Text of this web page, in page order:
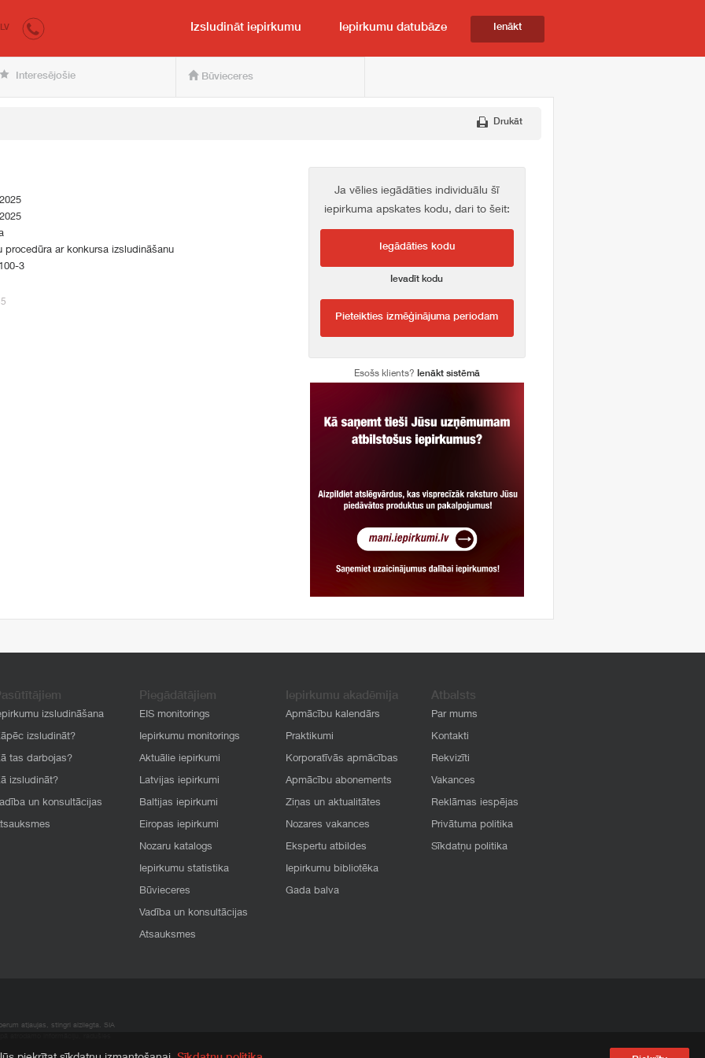
pircējam un pārdevējam
LV Izsludināt iepirkumu Iepirkumu datubāze Ienākt
Interesējošie Būvieceres
Drukāt
procedūra ar konkursa izsludināšanu
3
Ja vēlies iegādāties individuālu šī
iepirkuma apskates kodu, dari to šeit:
Iegādāties kodu
Ievadīt kodu
Pieteikties izmēģinājuma periodam
Esošs klients? Ienākt sistēmā
izsludināšana
izsludināt?
tas darbojas?
izsludināt?
un konsultācijas
Piegādātājiem
EIS monitorings
Iepirkumu monitorings
Aktuālie iepirkumi
Latvijas iepirkumi
Baltijas iepirkumi
Eiropas iepirkumi
Nozaru katalogs
Iepirkumu statistika
Būvieceres
Vadība un konsultācijas
Atsauksmes
Iepirkumu akadēmija
Apmācību kalendārs
Praktikumi
Korporatīvās apmācības
Apmācību abonements
Ziņas un aktualitātes
Nozares vakances
Ekspertu atbildes
Iepirkumu bibliotēka
Gada balva
Atbalsts
Par mums
Kontakti
Rekvizīti
Vakances
Reklāmas iespējas
Privātuma politika
Sīkdatņu politika
atļaujas, stingri aizliegta. SIA